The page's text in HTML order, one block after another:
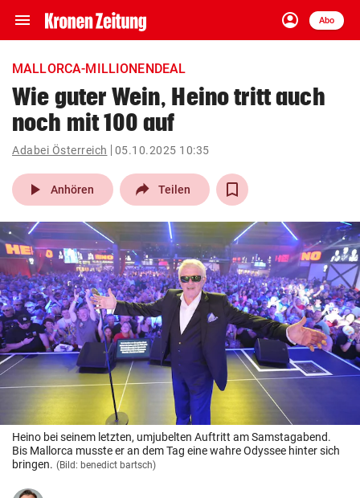
menu Navigation
ein-/ausklappen
account_circle
Anmelden
Abo
close Schließen
account_circle Anmelden
pin_drop
Wien arrow_right
bookmark
search
Suchbegriff
eingeben
© Krone Multimedia GmbH & Co KG 2026
Muthgasse 2, 1190 Wien
MALLORCA-MILLIONENDEAL
Wie guter Wein, Heino tritt auch
noch mit 100 auf
Adabei Österreich 05.10.2025 10:35
play_arrow Anhören Teilen
Heino bei seinem letzten, umjubelten Auftritt am Samstagabend.
Bis Mallorca musste er an dem Tag eine wahre Odyssee hinter sich
bringen. (Bild: benedict bartsch)